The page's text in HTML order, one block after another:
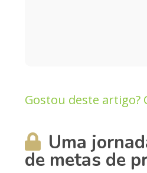
Gostou deste artigo?
Uma
de metas de